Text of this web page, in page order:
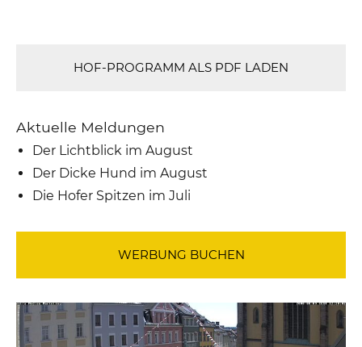
HOF-PROGRAMM ALS PDF LADEN
Aktuelle Meldungen
Der Lichtblick im August
Der Dicke Hund im August
Die Hofer Spitzen im Juli
WERBUNG BUCHEN